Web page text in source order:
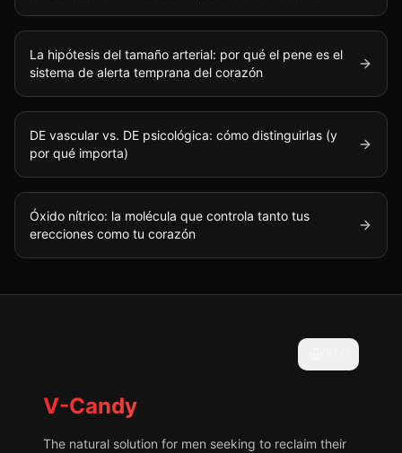
La hipótesis del tamaño arterial: por qué el pene es el
sistema de alerta temprana del corazón
DE vascular vs. DE psicológica: cómo distinguirlas (y
por qué importa)
Óxido nítrico: la molécula que controla tanto tus
erecciones como tu corazón
V-Candy
The natural solution for men seeking to reclaim their